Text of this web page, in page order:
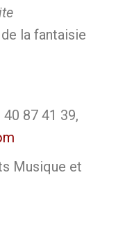
la fantaisie
40 87 41 39,
Musique et